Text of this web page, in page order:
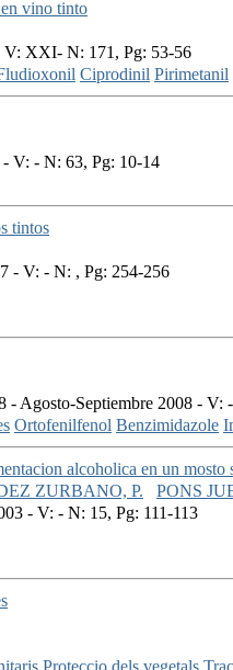
vino tinto
V: XXI- N: 171, Pg: 53-56
Ciprodinil Pirimetanil
V: - N: 63, Pg: 10-14
tintos
- V: - N: , Pg: 254-256
- Agosto-Septiembre 2008 - V:
Ortofenilfenol Benzimidazole
alcoholica en un mosto
ZURBANO, P. PONS
- V: - N: 15, Pg: 111-113